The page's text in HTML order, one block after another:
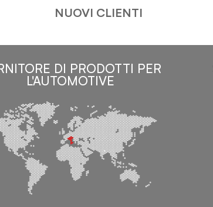
NUOVI CLIENTI
DI PRODOTTI PER
L'AUTOMOTIVE